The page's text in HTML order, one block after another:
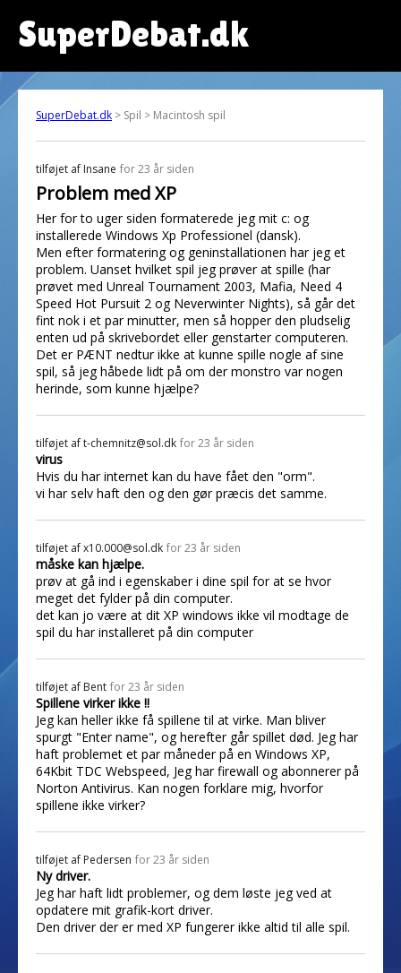
SuperDebat.dk
SuperDebat.dk > Spil > Macintosh spil
tilføjet af Insane for 23 år siden
Problem med XP
Her for to uger siden formaterede jeg mit c: og
installerede Windows Xp Professionel (dansk).
Men efter formatering og geninstallationen har jeg et
problem. Uanset hvilket spil jeg prøver at spille (har
prøvet med Unreal Tournament 2003, Mafia, Need 4
Speed Hot Pursuit 2 og Neverwinter Nights), så går det
fint nok i et par minutter, men så hopper den pludselig
enten ud på skrivebordet eller genstarter computeren.
Det er PÆNT nedtur ikke at kunne spille nogle af sine
spil, så jeg håbede lidt på om der monstro var nogen
herinde, som kunne hjælpe?
tilføjet aft-chemnitz@sol.dk for 23 år siden
virus
Hvis du har internet kan du have fået den "orm".
vi har selv haft den og den gør præcis det samme.
tilføjet afx10.000@sol.dk for 23 år siden
måske kan hjælpe.
prøv at gå ind i egenskaber i dine spil for at se hvor
meget det fylder på din computer.
det kan jo være at dit XP windows ikke vil modtage de
spil du har installeret på din computer
tilføjet af Bent for 23 år siden
Spillene virker ikke !!
Jeg kan heller ikke få spillene til at virke. Man bliver
spurgt "Enter name", og herefter går spillet død. Jeg har
haft problemet et par måneder på en Windows XP,
64Kbit TDC Webspeed, Jeg har firewall og abonnerer på
Norton Antivirus. Kan nogen forklare mig, hvorfor
spillene ikke virker?
tilføjet af Pedersen for 23 år siden
Ny driver.
Jeg har haft lidt problemer, og dem løste jeg ved at
opdatere mit grafik-kort driver.
Den driver der er med XP fungerer ikke altid til alle spil.